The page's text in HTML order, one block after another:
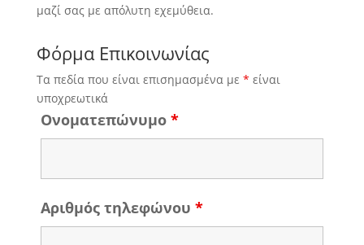
μαζί σας με απόλυτη εχεμύθεια.
Φόρμα Επικοινωνίας
Τα πεδία που είναι επισημασμένα με * είναι
υποχρεωτικά
Ονοματεπώνυμο *
Αριθμός τηλεφώνου *